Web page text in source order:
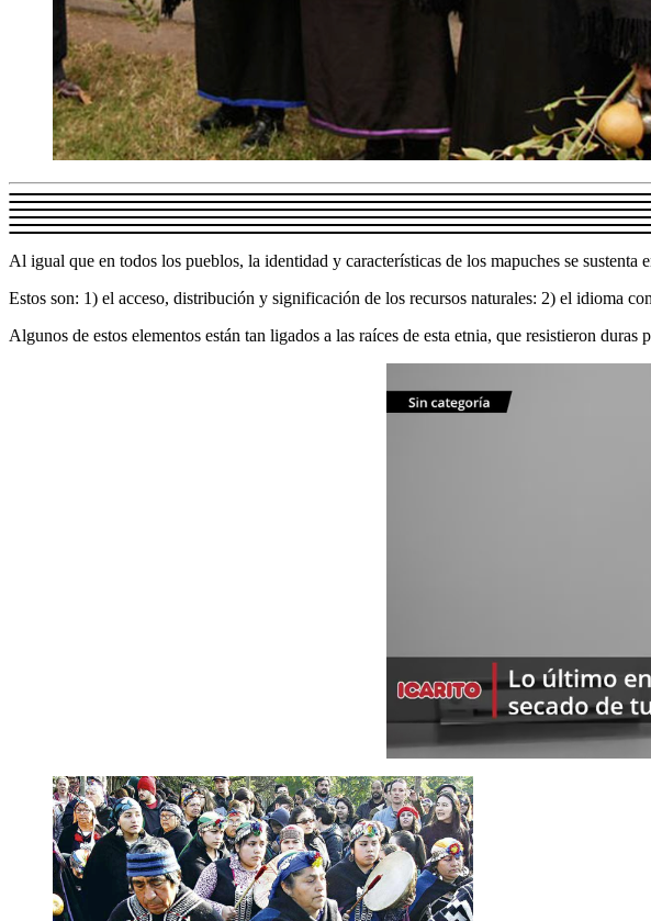
Al igual que en todos los pueblos, la identidad y características de los mapuches se
Estos son: 1) el acceso, distribución y significación de los recursos naturales: 2) el idioma
Algunos de estos elementos están tan ligados a las raíces de esta etnia, que resistieron